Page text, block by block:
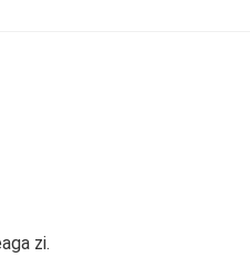
zi.